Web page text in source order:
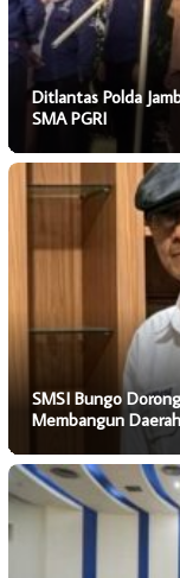
Ditlantas Polda
SMA PGRI
SMSI Bungo
Membangun Daerah